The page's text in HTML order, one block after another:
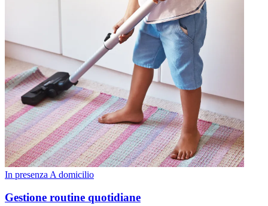
In presenza A domicilio
Gestione routine quotidiane